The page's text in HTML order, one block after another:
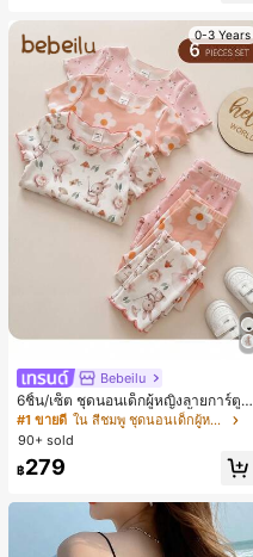
0-3 Years
Bebeilu
6ชิ้น/เซ็ต ชุดนอนเด็กผู้หญิงลายการ์ตูน
หมีและดอกไม้ คอกลม แขนสั้น กางเกง
ขาสั้น ขอบระบาย สวมใส่สบาย
#1 ขายดี
ใน สีชมพู ชุดนอนเด็กผู้หญิง
90+ sold
฿279